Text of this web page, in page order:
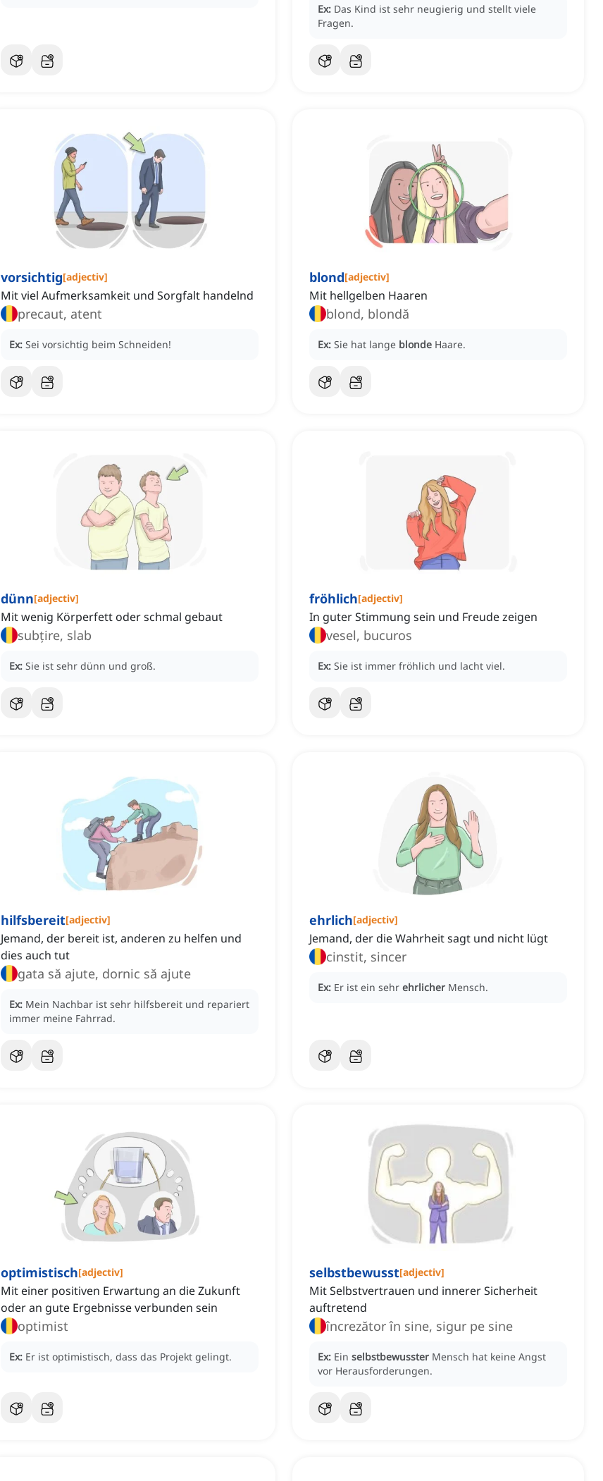
Ex: Das Kind ist sehr neugierig und stellt viele
Fragen.
vorsichtig[adjectiv]
Mit viel Aufmerksamkeit und Sorgfalt handelnd
precaut, atent
Ex: Sei vorsichtig beim Schneiden!
blond[adjectiv]
Mit hellgelben Haaren
blond, blondă
Ex: Sie hat lange blonde Haare.
dünn[adjectiv]
Mit wenig Körperfett oder schmal gebaut
subțire, slab
Ex: Sie ist sehr dünn und groß.
fröhlich[adjectiv]
In guter Stimmung sein und Freude zeigen
vesel, bucuros
Ex: Sie ist immer fröhlich und lacht viel.
hilfsbereit[adjectiv]
Jemand, der bereit ist, anderen zu helfen und
dies auch tut
gata să ajute, dornic să ajute
Ex: Mein Nachbar ist sehr hilfsbereit und repariert
immer meine Fahrrad.
ehrlich[adjectiv]
Jemand, der die Wahrheit sagt und nicht lügt
cinstit, sincer
Ex: Er ist ein sehr ehrlicher Mensch.
optimistisch[adjectiv]
Mit einer positiven Erwartung an die Zukunft
oder an gute Ergebnisse verbunden sein
optimist
Ex: Er ist optimistisch, dass das Projekt gelingt.
selbstbewusst[adjectiv]
Mit Selbstvertrauen und innerer Sicherheit
auftretend
încrezător în sine, sigur pe sine
Ex: Ein selbstbewusster Mensch hat keine Angst
vor Herausforderungen.